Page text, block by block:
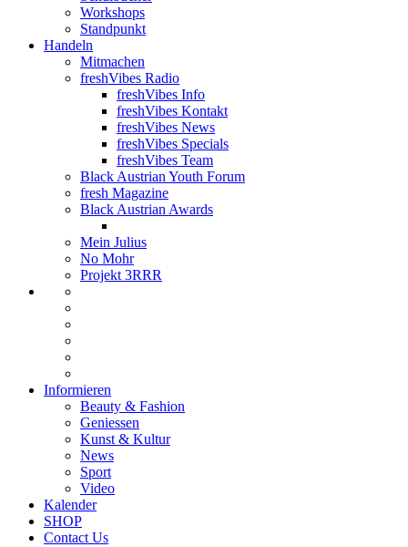
Workshops
Standpunkt
Handeln
Mitmachen
freshVibes Radio
freshVibes Info
freshVibes Kontakt
freshVibes News
freshVibes Specials
freshVibes Team
Black Austrian Youth Forum
fresh Magazine
Black Austrian Awards
Mein Julius
No Mohr
Projekt 3RRR
Informieren
Beauty & Fashion
Geniessen
Kunst & Kultur
News
Sport
Video
Kalender
SHOP
Contact Us